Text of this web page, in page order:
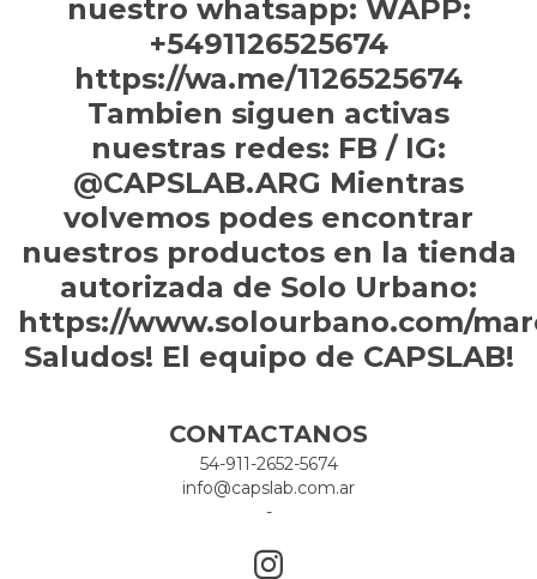
nuestro whatsapp: WAPP:
+5491126525674
https://wa.me/1126525674
Tambien siguen activas
nuestras redes: FB / IG:
@CAPSLAB.ARG Mientras
volvemos podes encontrar
nuestros productos en la tienda
autorizada de Solo Urbano:
https://www.solourbano.com/
Saludos! El equipo de CAPSLAB!
CONTACTANOS
54-911-2652-5674
info@capslab.com.ar
-